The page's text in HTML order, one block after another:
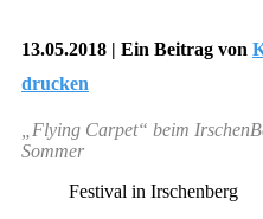
13.05.2018 | Ein Beitrag von
drucken
„Flying Carpet“ beim
Sommer
Festival in Irschenberg